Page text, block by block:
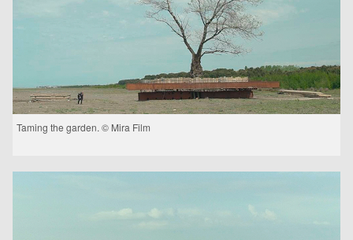
Taming the garden. © Mira Film